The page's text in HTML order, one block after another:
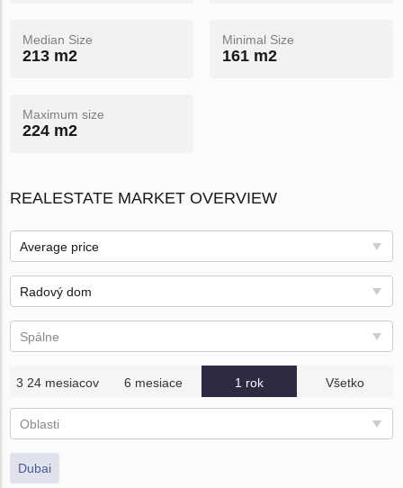
Median Size
213 m2
Minimal Size
161 m2
Maximum size
224 m2
REALESTATE MARKET OVERVIEW
Average price
Radový dom
Spálne
3 24 mesiacov 6 mesiace 1 rok Všetko
Oblasti
Dubai